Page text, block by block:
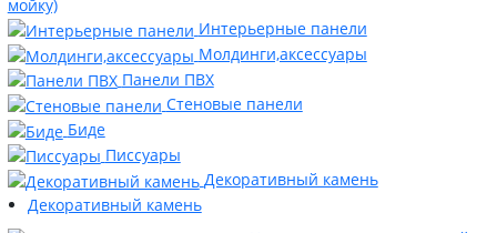
мойку)
Интерьерные панели
Молдинги,аксессуары
Панели ПВХ
Стеновые панели
Биде
Писсуары
Декоративный камень
Декоративный камень